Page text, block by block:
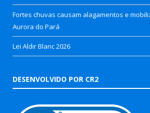
Fortes chuvas causam alagamentos e
Aurora do Pará
Lei Aldir Blanc 2026
DESENVOLVIDO POR CR2